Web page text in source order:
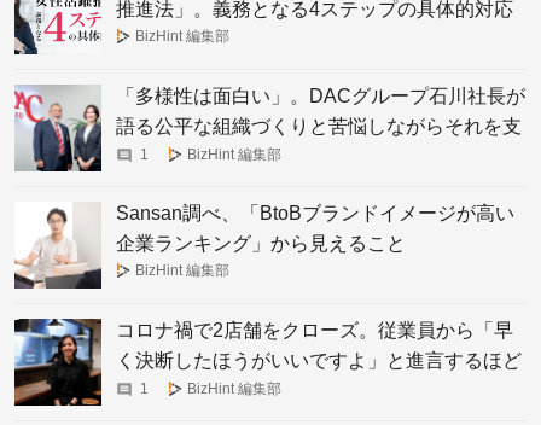
推進法」。義務となる4ステップの具体的対応
BizHint 編集部
「多様性は面白い」。DACグループ石川社長が
語る公平な組織づくりと苦悩しながらそれを支
えた女性役員の歩み
1 BizHint 編集部
Sansan調べ、「BtoBブランドイメージが高い
企業ランキング」から見えること
BizHint 編集部
コロナ禍で2店舗をクローズ。従業員から「早
く決断したほうがいいですよ」と進言するほど
「人にやさしい」佰食屋のカルチャーとは。
1 BizHint 編集部